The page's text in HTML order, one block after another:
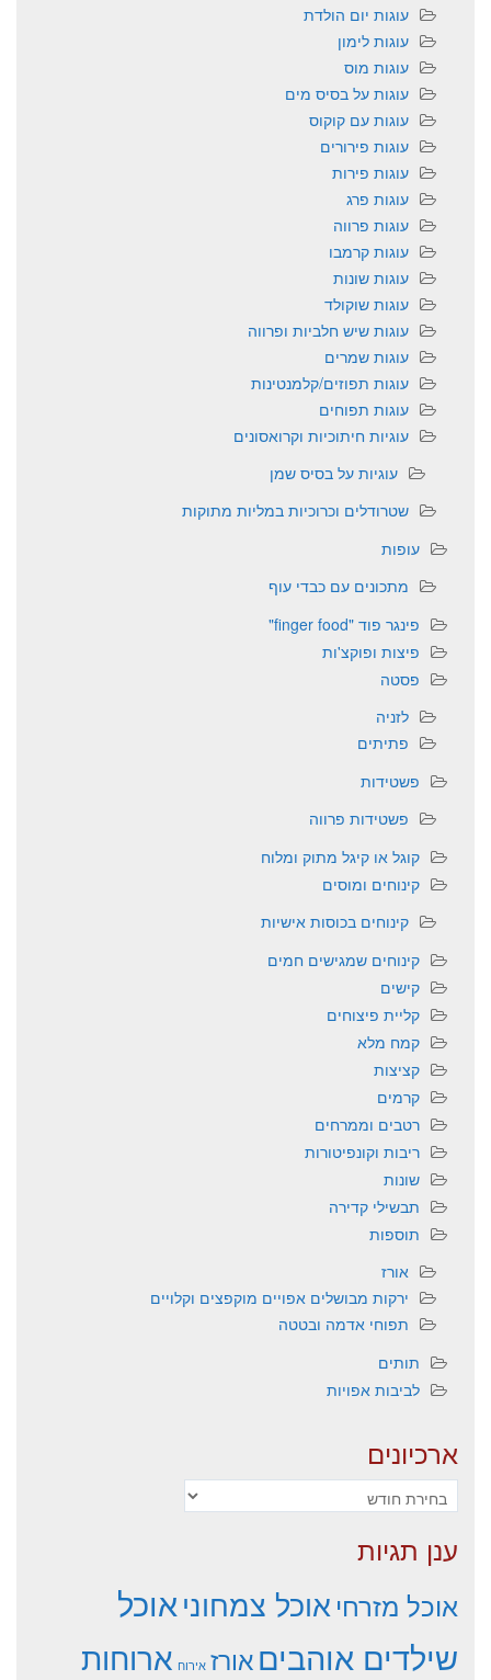
עוגות יום הולדת
עוגות לימון
עוגות מוס
עוגות על בסיס מים
עוגות עם קוקוס
עוגות פירורים
עוגות פירות
עוגות פרג
עוגות פרווה
עוגות קרמבו
עוגות שונות
עוגות שוקולד
עוגות שיש חלביות ופרווה
עוגות שמרים
עוגות תפוזים/קלמנטינות
עוגות תפוחים
עוגיות חיתוכיות וקרואסונים
עוגיות על בסיס שמן
שטרודלים וכרוכיות במליות מתוקות
עופות
מתכונים עם כבדי עוף
פינגר פוד "finger food"
פיצות ופוקצ'ות
פסטה
לזניה
פתיתים
פשטידות
פשטידות פרווה
קוגל או קיגל מתוק ומלוח
קינוחים ומוסים
קינוחים בכוסות אישיות
קינוחים שמגישים חמים
קישים
קליית פיצוחים
קמח מלא
קציצות
קרמים
רטבים וממרחים
ריבות וקונפיטורות
שונות
תבשילי קדירה
תוספות
אורז
ירקות מבושלים אפויים מוקפצים וקלויים
תפוחי אדמה ובטטה
תותים
לביבות אפויות
ארכיונים
ענן תגיות
אוכל מזרחי אוכל צמחוניאוכל
שילדים אוהביםאורז אירוח ארוחות